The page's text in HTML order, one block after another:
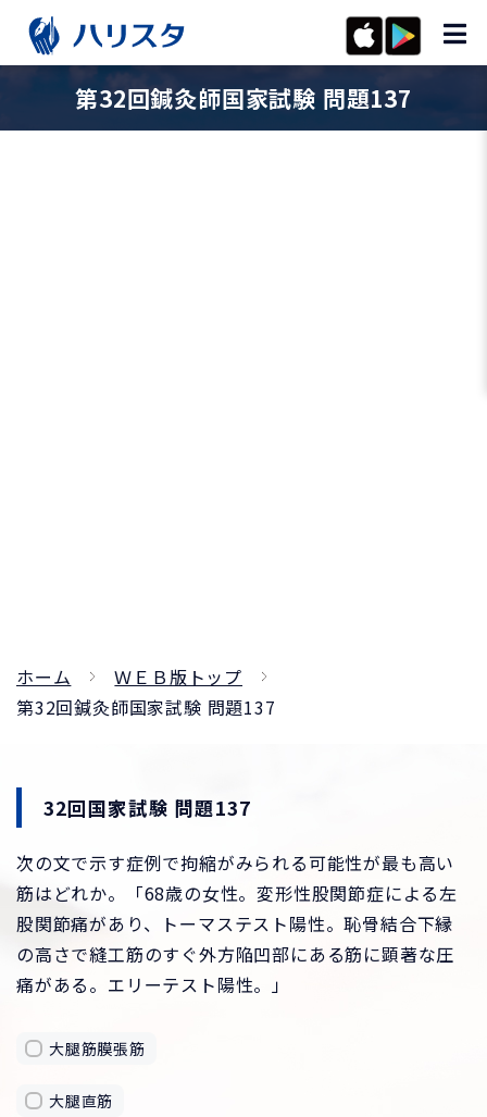
第32回鍼灸師国家試験 問題137
ホーム
ＷＥＢ版トップ
第32回鍼灸師国家試験 問題137
32回国家試験 問題137
次の文で示す症例で拘縮がみられる可能性が最も高い
筋はどれか。「68歳の女性。変形性股関節症による左
股関節痛があり、トーマステスト陽性。恥骨結合下縁
の高さで縫工筋のすぐ外方陥凹部にある筋に顕著な圧
痛がある。エリーテスト陽性。」
大腿筋膜張筋
大腿直筋